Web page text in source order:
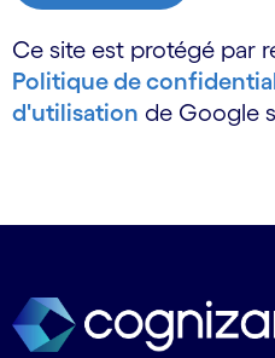
Ce site est protégé par
Politique de
d'utilisation de Google